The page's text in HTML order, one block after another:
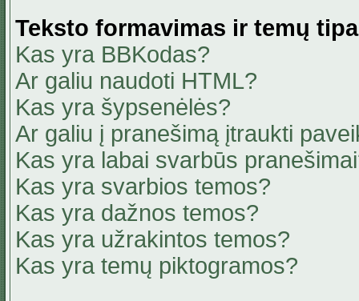
Teksto formavimas ir temų
Kas yra BBKodas?
Ar galiu naudoti HTML?
Kas yra šypsenėlės?
Ar galiu į pranešimą įtraukti
Kas yra labai svarbūs
Kas yra svarbios temos?
Kas yra dažnos temos?
Kas yra užrakintos temos?
Kas yra temų piktogramos?